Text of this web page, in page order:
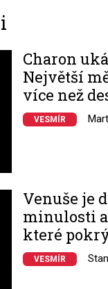
Charon
Největší
více než
VESMÍR
Venuše je
minulosti
které
VESMÍR